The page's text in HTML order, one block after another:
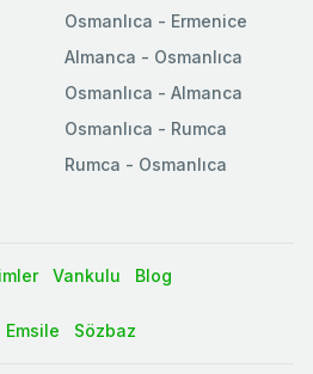
Osmanlıca - Ermenice
Almanca - Osmanlıca
Osmanlıca - Almanca
Osmanlıca - Rumca
Rumca - Osmanlıca
Vankulu Blog
Emsile Sözbaz